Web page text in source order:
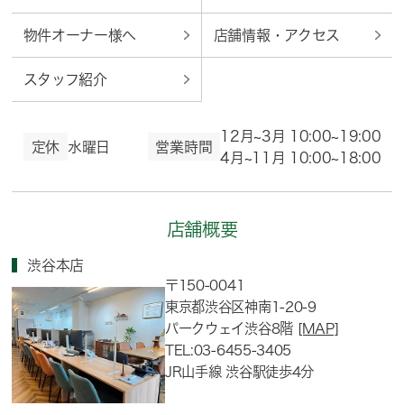
物件オーナー様へ 店舗情報・アクセス
スタッフ紹介
定休 水曜日 営業時間
12月~3月 10:00~19:00
4月~11月 10:00~18:00
店舗概要
渋谷本店
〒150-0041
東京都渋谷区神南1-20-9
パークウェイ渋谷8階 [MAP]
TEL:03-6455-3405
JR山手線 渋谷駅徒歩4分